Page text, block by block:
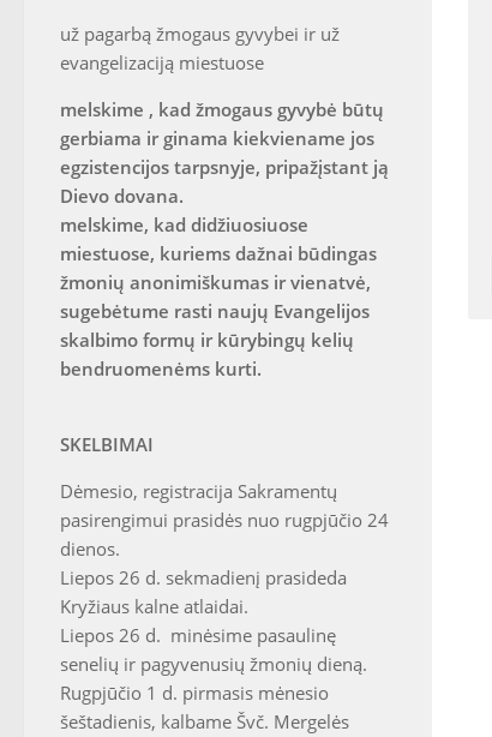
už pagarbą žmogaus gyvybei ir už
evangelizaciją miestuose
melskime , kad žmogaus gyvybė būtų
gerbiama ir ginama kiekviename jos
egzistencijos tarpsnyje, pripažįstant ją
Dievo dovana.
melskime, kad didžiuosiuose
miestuose, kuriems dažnai būdingas
žmonių anonimiškumas ir vienatvė,
sugebėtume rasti naujų Evangelijos
skalbimo formų ir kūrybingų kelių
bendruomenėms kurti.
SKELBIMAI
Dėmesio, registracija Sakramentų
pasirengimui prasidės nuo rugpjūčio 24
dienos.
Liepos 26 d. sekmadienį prasideda
Kryžiaus kalne atlaidai.
Liepos 26 d. minėsime pasaulinę
senelių ir pagyvenusių žmonių dieną.
Rugpjūčio 1 d. pirmasis mėnesio
šeštadienis, kalbame Švč. Mergelės